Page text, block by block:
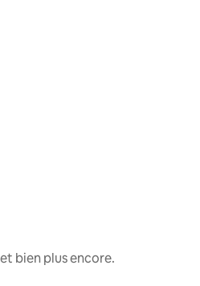
bien plus encore.